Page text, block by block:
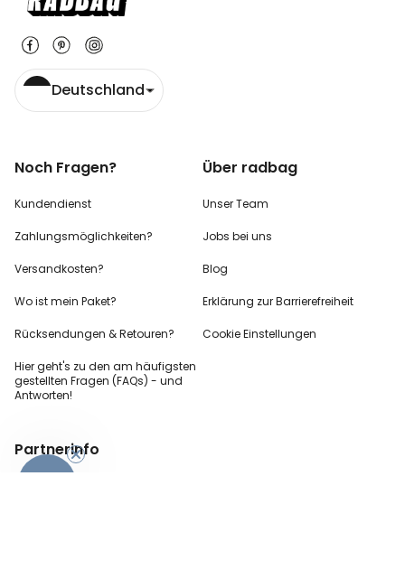
Deutschland
Noch Fragen?
Kundendienst
Zahlungsmöglichkeiten?
Versandkosten?
Wo ist mein Paket?
Rücksendungen & Retouren?
Hier geht's zu den am häufigsten
gestellten Fragen (FAQs) - und
Antworten!
Über radbag
Unser Team
Jobs bei uns
Blog
Erklärung zur Barrierefreiheit
Cookie Einstellungen
Partnerinfo